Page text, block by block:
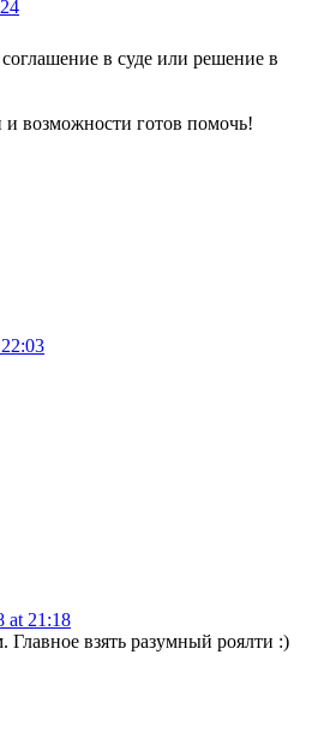
в суде или решение в
возможности готов помочь!
at 21:18
взять разумный роялти :)